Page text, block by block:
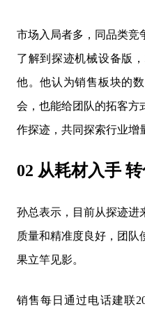
市场入局者多，同品类竞
了解到探迹机械设备版
他。他认为销售板块的
会，也能给团队的拓客方
作探迹，共同探索行业增
02 从耗材入手
孙总表示，目前从探迹进
质量和精准度良好，团队
果立竿见影。
销售每日通过电话建联